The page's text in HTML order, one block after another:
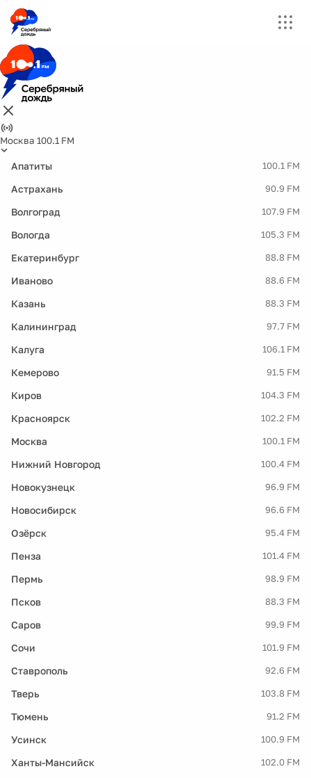
Москва 100.1 FM
Апатиты 100.1 FM
Астрахань 90.9 FM
Волгоград 107.9 FM
Вологда 105.3 FM
Екатеринбург 88.8 FM
Иваново 88.6 FM
Казань 88.3 FM
Калининград 97.7 FM
Калуга 106.1 FM
Кемерово 91.5 FM
Киров 104.3 FM
Красноярск 102.2 FM
Москва 100.1 FM
Нижний Новгород 100.4 FM
Новокузнецк 96.9 FM
Новосибирск 96.6 FM
Озёрск 95.4 FM
Пенза 101.4 FM
Пермь 98.9 FM
Псков 88.3 FM
Саров 99.9 FM
Сочи 101.9 FM
Ставрополь 92.6 FM
Тверь 103.8 FM
Тюмень 91.2 FM
Усинск 100.9 FM
Ханты-Мансийск 102.0 FM